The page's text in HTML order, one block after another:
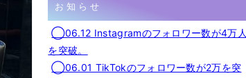
お知らせ
◯06.12 Instagramのフォロワー数が4万人
を突破。
◯06.01 TikTokのフォロワー数が2万を突